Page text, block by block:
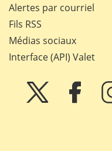
Alertes par courriel
Fils RSS
Médias sociaux
Interface (API) Valet